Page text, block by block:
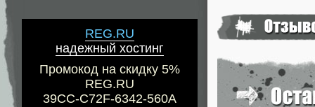
REG.RU
надежный хостинг
Промокод на скидку 5%
REG.RU
39CC-C72F-6342-560A